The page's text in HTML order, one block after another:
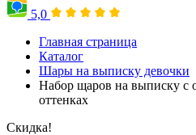
5,0
Главная страница
Каталог
Шары на выписку девочки
Набор щаров на выписку с
оттенках
Скидка!